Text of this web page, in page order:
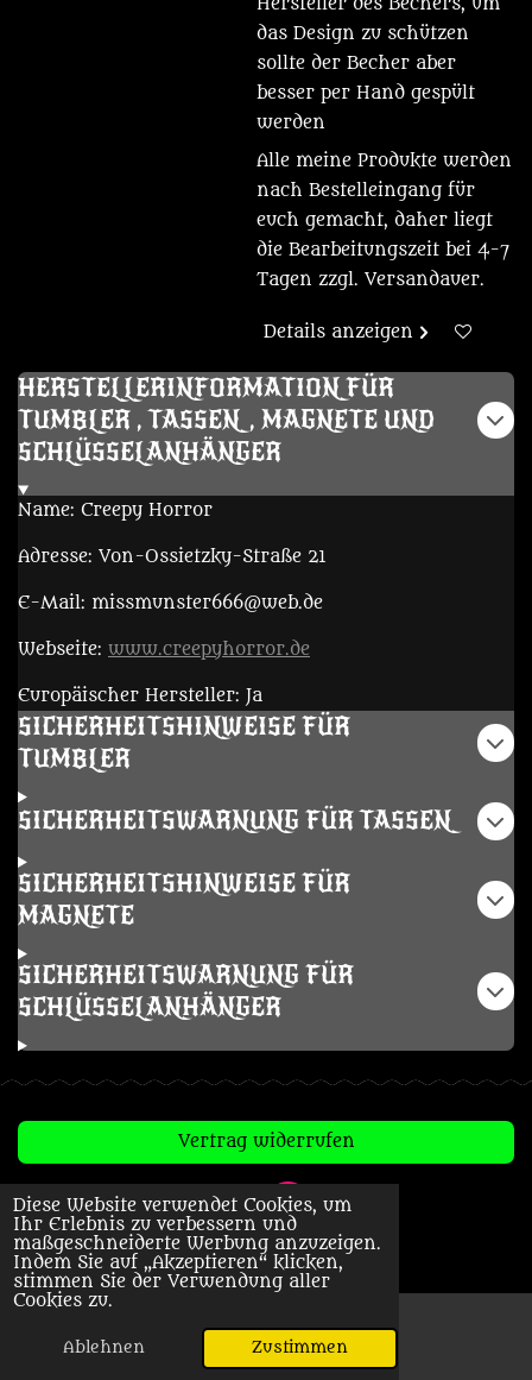
Diese Website verwendet Cookies, um
Ihr Erlebnis zu verbessern und
maßgeschneiderte Werbung anzuzeigen.
Indem Sie auf „Akzeptieren“ klicken,
stimmen Sie der Verwendung aller
Cookies zu.
Ablehnen Zustimmen
Hersteller des Bechers, um
das Design zu schützen
sollte der Becher aber
besser per Hand gespült
werden
Alle meine Produkte werden
nach Bestelleingang für
euch gemacht, daher liegt
die Bearbeitungszeit bei 4-7
Tagen zzgl. Versandauer.
Details anzeigen
HERSTELLERINFORMATION FÜR
TUMBLER , TASSEN, MAGNETE UND
SCHLÜSSELANHÄNGER
Name: Creepy Horror
Adresse: Von-Ossietzky-Straße 21
E-Mail: missmunster666@web.de
Webseite: www.creepyhorror.de
Europäischer Hersteller: Ja
SICHERHEITSHINWEISE FÜR
TUMBLER
SICHERHEITSWARNUNG FÜR TASSEN
SICHERHEITSHINWEISE FÜR
MAGNETE
SICHERHEITSWARNUNG FÜR
SCHLÜSSELANHÄNGER
Vertrag widerrufen
T
i
k
T
o
I
n
s
t
a
r
a
m
© 2023 - 2026 Creepy Horror